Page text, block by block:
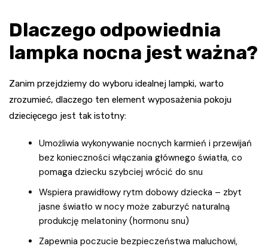
Dlaczego odpowiednia
lampka nocna jest ważna?
Zanim przejdziemy do wyboru idealnej lampki, warto
zrozumieć, dlaczego ten element wyposażenia pokoju
dziecięcego jest tak istotny:
Umożliwia wykonywanie nocnych karmień i przewijań
bez konieczności włączania głównego światła, co
pomaga dziecku szybciej wrócić do snu
Wspiera prawidłowy rytm dobowy dziecka – zbyt
jasne światło w nocy może zaburzyć naturalną
produkcję melatoniny (hormonu snu)
Zapewnia poczucie bezpieczeństwa maluchowi,